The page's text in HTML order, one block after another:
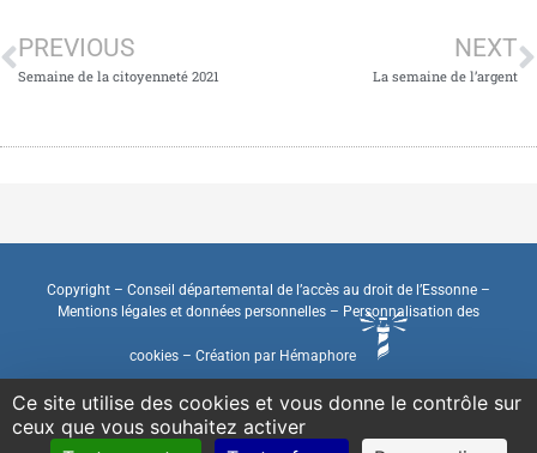
PREVIOUS
Semaine de la citoyenneté 2021
NEXT
La semaine de l’argent
Copyright – Conseil départemental de l’accès au droit de l’Essonne –
Mentions légales et données personnelles – Personnalisation des
cookies – Création par Hémaphore
Ce site utilise des cookies et vous donne le contrôle sur
ceux que vous souhaitez activer